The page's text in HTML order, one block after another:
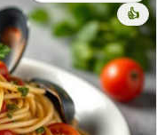
👍